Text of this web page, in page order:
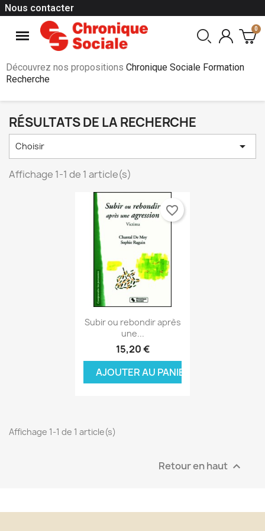
Nous contacter
Découvrez nos propositions Chronique Sociale Formation
Recherche
RÉSULTATS DE LA RECHERCHE
Choisir 
Affichage 1-1 de 1 article(s)
Aperçu rapide
Subir ou rebondir après
une...
15,20 €
AJOUTER AU PANIER
favorite_border
Affichage 1-1 de 1 article(s)
Retour en haut 